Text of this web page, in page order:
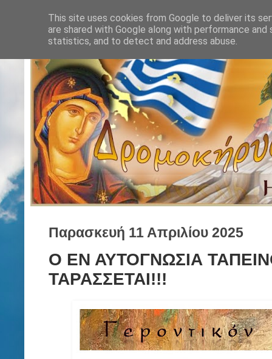
Παρασκευή 11 Απριλίου 2025
Ο ΕΝ ΑΥΤΟΓΝΩΣΙΑ
ΤΑΡΑΣΣΕΤΑΙ!!!
This site uses cookies from Google to deliver its
are shared with Google along with performance
statistics, and to detect and address abuse.